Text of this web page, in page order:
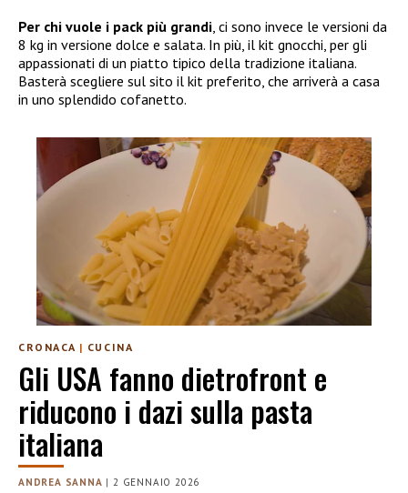
Per chi vuole i pack più grandi , ci sono invece le versioni da
8 kg in versione dolce e salata. In più, il kit gnocchi, per gli
appassionati di un piatto tipico della tradizione italiana.
Basterà scegliere sul sito il kit preferito, che arriverà a casa
in uno splendido cofanetto.
CRONACA | CUCINA
Gli USA fanno dietrofront e
riducono i dazi sulla pasta
italiana
ANDREA SANNA |2 GENNAIO 2026